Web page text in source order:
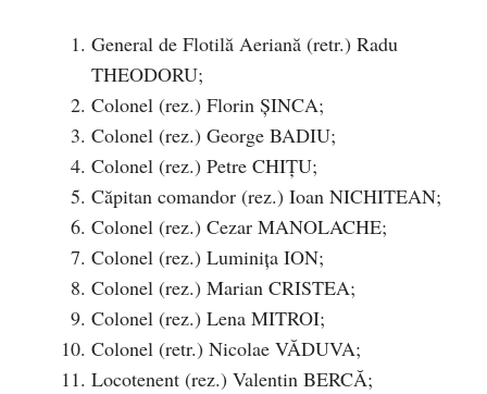
General de Flotilă Aeriană (retr.) Radu
THEODORU;
Colonel (rez.) Florin ȘINCA;
Colonel (rez.) George BADIU;
Colonel (rez.) Petre CHIȚU;
Căpitan comandor (rez.) Ioan NICHITEAN;
Colonel (rez.) Cezar MANOLACHE;
Colonel (rez.) Luminița ION;
Colonel (rez.) Marian CRISTEA;
Colonel (rez.) Lena MITROI;
Colonel (retr.) Nicolae VĂDUVA;
Locotenent (rez.) Valentin BERCĂ;